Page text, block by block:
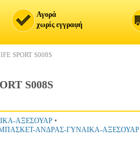
Αγορά
χωρίς εγγραφή
SPORT S008S
S008S
ΑΞΕΣΟΥΑΡ •
ΜΠΑΣΚΕΤ-ΑΝΔΡΑΣ-ΓΥΝΑΙΚΑ-ΑΞΕΣΟΥΑΡ